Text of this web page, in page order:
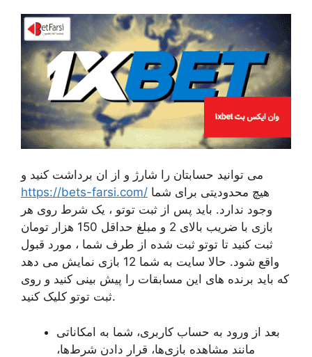
می توانید حسابتان را شارژ و از ان برداشت کنید و
https://bets-farsi.com/
وجود ندارد. باید پس از ثبت توتو ، یک شرط روی هر
بازی با ضریب بالای 2 و مبلغ حداقل 150 هزار تومان
ثبت کنید تا توتو ثبت شده از طرف شما ، مورد قبول
واقع شود. حالا سایت به شما 12 بازی نمایش می دهد
که باید برنده های این مسابقات را پیش بینی کنید و روی
ثبت توتو کلیک کنید.
بعد از ورود به حساب کاربری، شما به امکاناتی
مانند مشاهده بازی‌ها، قرار دادن شرط‌ها،